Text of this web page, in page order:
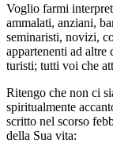
Voglio farmi
ammalati, anziani,
seminaristi, novizi,
appartenenti ad
turisti; tutti voi che
Ritengo che non ci
spiritualmente
scritto nel scorso
della Sua vita: